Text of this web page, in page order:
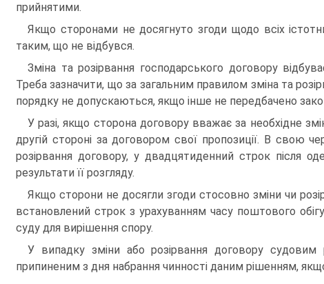
прийнятими.
Якщо сторонами не досягнуто згоди щодо всіх
таким, що не відбувся.
Зміна та розірвання господарського договору
Треба зазначити, що за загальним правилом зміна та
порядку не допускаються, якщо інше не передбачено
У разі, якщо сторона договору вважає за необхідне
другій стороні за договором свої пропозиції. В свою
розірвання договору, у двадцятиденний строк після
результати її розгляду.
Якщо сторони не досягли згоди стосовно зміни чи
вста­новлений строк з урахуванням часу поштового
суду для вирішення спору.
У випадку зміни або розірвання договору
припиненим з дня набрання чинності даним рішенням,